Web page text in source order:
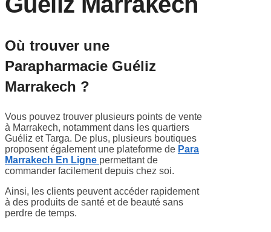
Où trouver une
Parapharmacie Guéliz
Marrakech ?
Vous pouvez trouver plusieurs points de vente
à Marrakech, notamment dans les quartiers
Guéliz et Targa. De plus, plusieurs boutiques
proposent également une plateforme de Para
Marrakech En Ligne permettant de
commander facilement depuis chez soi.
Ainsi, les clients peuvent accéder rapidement
à des produits de santé et de beauté sans
perdre de temps.